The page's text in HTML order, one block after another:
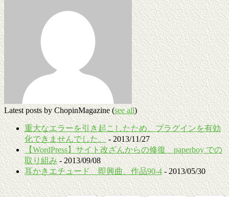
Latest posts by ChopinMagazine(see all)
重大なエラーを引き起こしたため、プラグインを有効
化できませんでした。- 2013/11/27
【WordPress】サイト改ざんからの修復 paperboy での
取り組み- 2013/09/08
耳かきエチュード 即興曲、作品90-4- 2013/05/30